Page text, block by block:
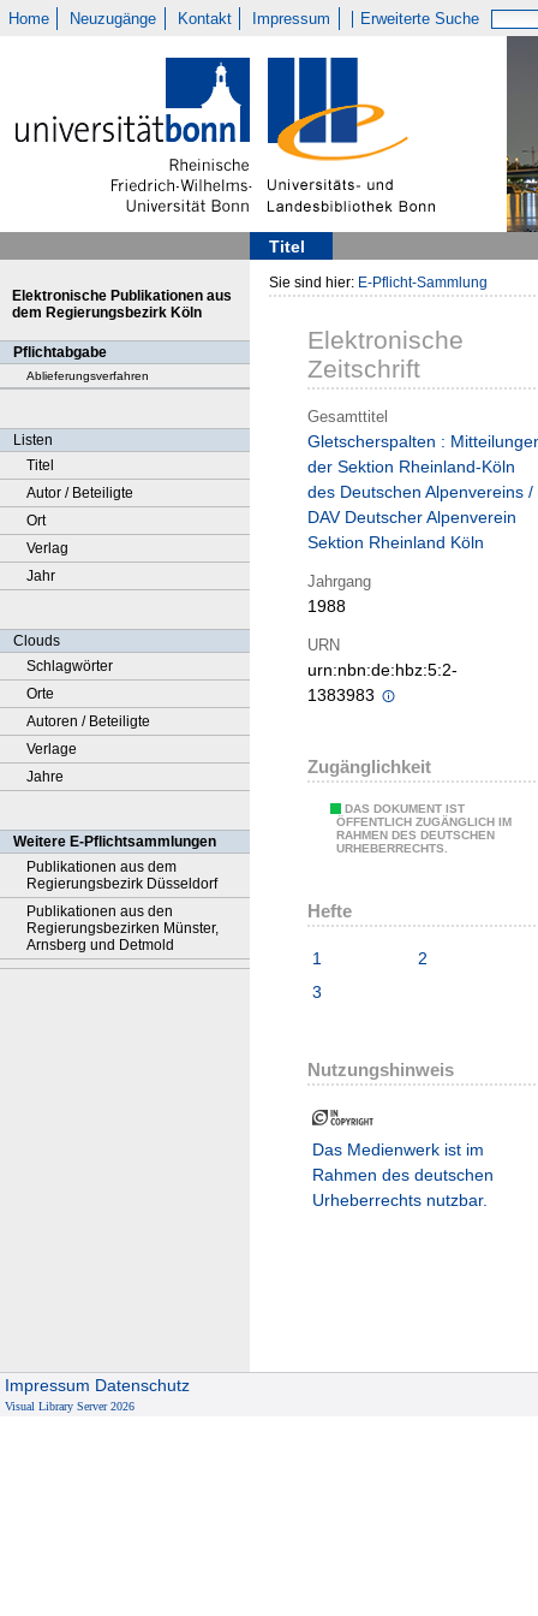
Home Neuzugänge Kontakt Impressum Erweiterte Suche
Titel
Elektronische Publikationen aus
dem Regierungsbezirk Köln
Pflichtabgabe
Ablieferungsverfahren
Listen
Titel
Autor / Beteiligte
Ort
Verlag
Jahr
Clouds
Schlagwörter
Orte
Autoren / Beteiligte
Verlage
Jahre
Weitere E-Pflichtsammlungen
Publikationen aus dem
Regierungsbezirk Düsseldorf
Publikationen aus den
Regierungsbezirken Münster,
Arnsberg und Detmold
Sie sind hier: E-Pflicht-Sammlung
Elektronische
Zeitschrift
Gesamttitel
Gletscherspalten :
der Sektion Rheinland-Köln
des Deutschen Alpenvereins /
DAV Deutscher Alpenverein
Sektion Rheinland Köln
Jahrgang
1988
URN
urn:nbn:de:hbz:5:2-
1383983
Zugänglichkeit
DAS DOKUMENT IST
ÖFFENTLICH ZUGÄNGLICH IM
RAHMEN DES DEUTSCHEN
URHEBERRECHTS.
Hefte
1
2
3
Nutzungshinweis
Das Medienwerk ist im
Rahmen des deutschen
Urheberrechts nutzbar.
Impressum Datenschutz
Visual Library Server 2026